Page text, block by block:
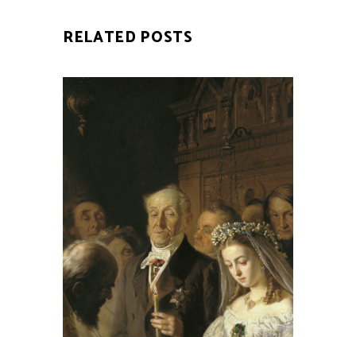
RELATED POSTS